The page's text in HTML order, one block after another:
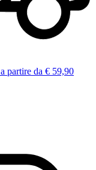
a partire da € 59,90